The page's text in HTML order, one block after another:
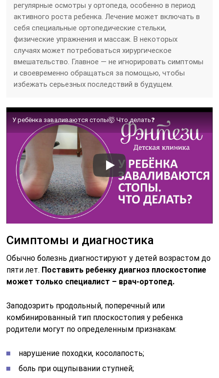
регулярные осмотры у ортопеда, особенно в период
активного роста ребенка. Лечение может включать в
себя специальные ортопедические стельки,
физические упражнения и массаж. В некоторых
случаях может потребоваться хирургическое
вмешательство. Главное — не игнорировать симптомы
и своевременно обращаться за помощью, чтобы
избежать серьезных последствий в будущем.
У ребёнка заваливаются стопы🤯 Что делать❓
Симптомы и диагностика
Обычно болезнь диагностируют у детей возрастом до
пяти лет. Поставить ребенку диагноз плоскостопие
может только специалист – врач-ортопед.
Заподозрить продольный, поперечный или
комбинированный тип плоскостопия у ребенка
родители могут по определенным признакам:
нарушение походки, косолапость;
боль при ощупывании ступней;